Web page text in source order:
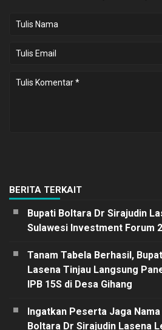
BERITA TERKAIT
Bupati Boltara Dr Sirajudin
Sulawesi Investment Forum
Tanam Tabela Berhasil,
Lasena Tinjau Langsung
IPB 15S di Desa Gihang
Ingatkan Peserta Jaga
Boltara Dr Sirajudin Lasena